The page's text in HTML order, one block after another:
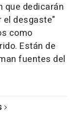
que dedicarán
desgaste"
como
Están de
fuentes del